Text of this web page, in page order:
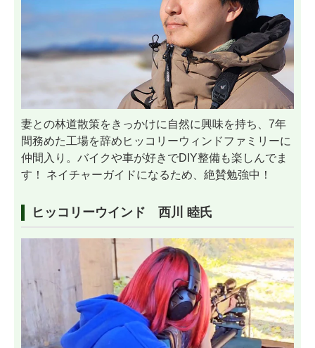
妻との林道散策をきっかけに自然に興味を持ち、7年
間務めた工場を辞めヒッコリーウィンドファミリーに
仲間入り。バイクや車が好きでDIY整備も楽しんでま
す！ ネイチャーガイドになるため、絶賛勉強中！
ヒッコリーウインド 西川 睦氏